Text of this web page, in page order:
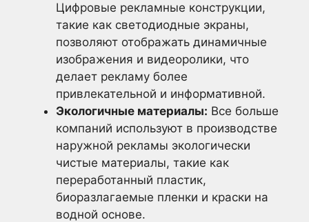
Цифровые рекламные конструкции,
такие как светодиодные экраны,
позволяют отображать динамичные
изображения и видеоролики, что
делает рекламу более
привлекательной и информативной.
Экологичные материалы: Все больше
компаний используют в производстве
наружной рекламы экологически
чистые материалы, такие как
переработанный пластик,
биоразлагаемые пленки и краски на
водной основе.